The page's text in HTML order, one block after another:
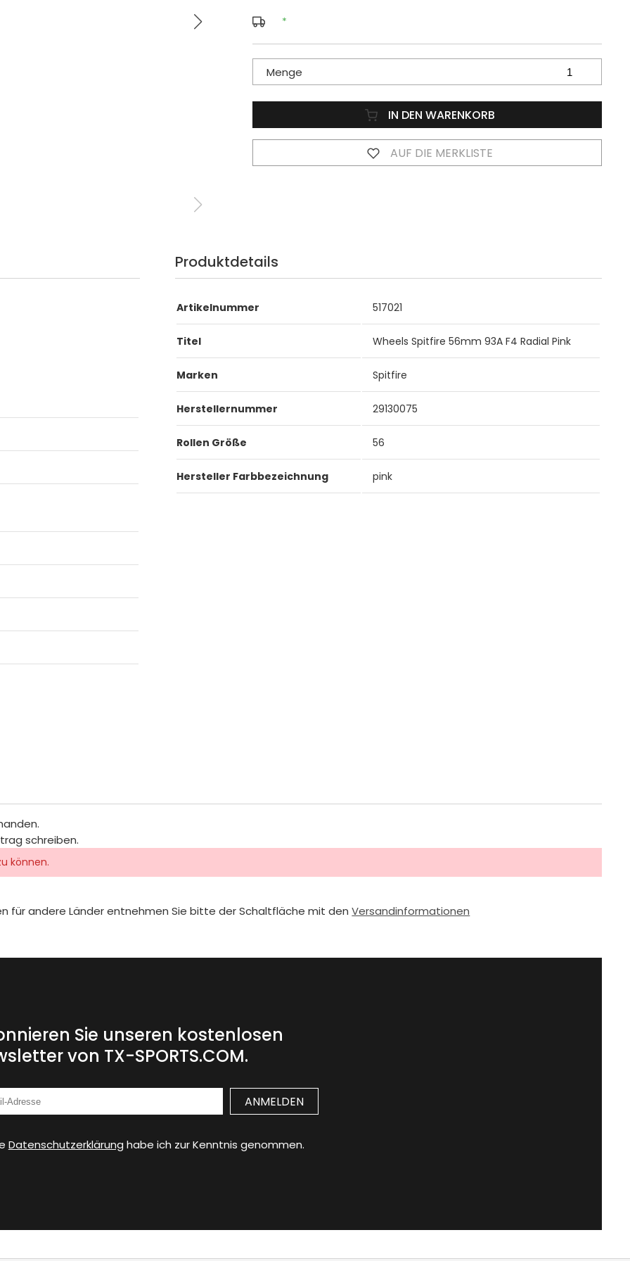
*
Menge
IN DEN WARENKORB
AUF DIE MERKLISTE
Produktdetails
Artikelnummer 517021
Titel Wheels Spitfire 56mm 93A F4 Radial Pink
Marken Spitfire
Herstellernummer 29130075
Rollen Größe 56
Hersteller Farbbezeichnung pink
schreiben.
können.
für andere Länder entnehmen Sie bitte der Schaltfläche mit denVersandinformationen
Sie unseren kostenlosen
von TX-SPORTS.COM.
Datenschutzerklärung habe ich zur Kenntnis genommen.